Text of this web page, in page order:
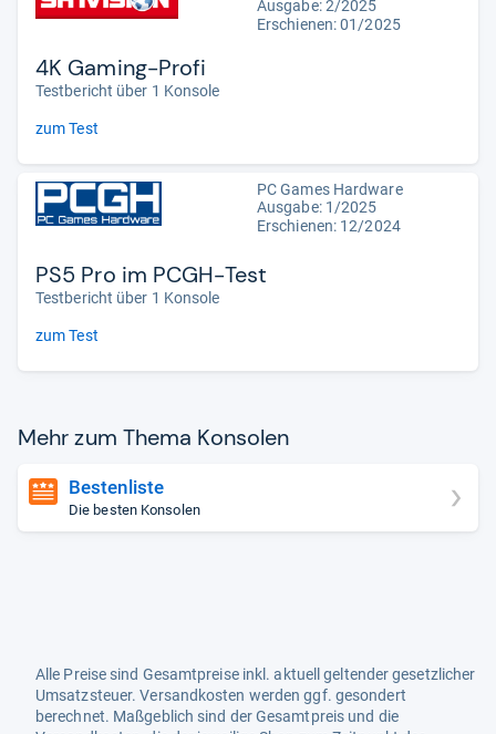
Ausgabe: 2/2025
Erschienen: 01/2025
4K Gaming-Profi
Testbericht über 1 Konsole
zum Test
PC Games Hardware
Ausgabe: 1/2025
Erschienen: 12/2024
PS5 Pro im PCGH-Test
Testbericht über 1 Konsole
zum Test
Mehr zum Thema Kon­so­len
Bestenliste
Die besten Konsolen
Alle Preise sind Gesamtpreise inkl. aktuell geltender gesetzlicher
Umsatzsteuer. Versandkosten werden ggf. gesondert
berechnet. Maßgeblich sind der Gesamtpreis und die